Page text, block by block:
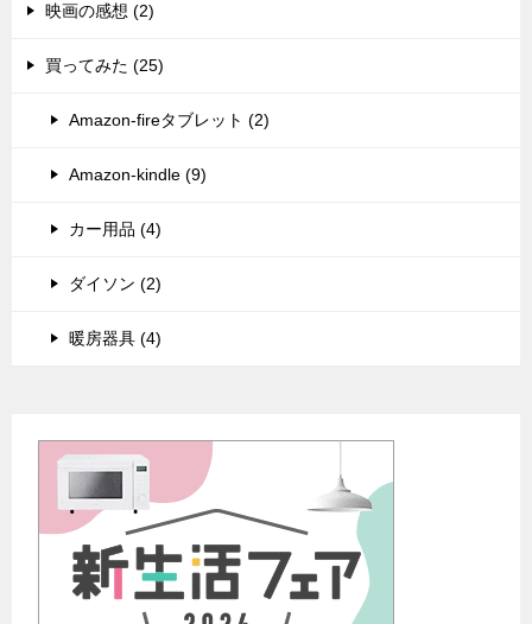
映画の感想 (2)
買ってみた (25)
Amazon-fireタブレット (2)
Amazon-kindle (9)
カー用品 (4)
ダイソン (2)
暖房器具 (4)